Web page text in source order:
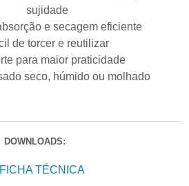
sujidade
e secagem eficiente
de torcer e reutilizar
para maior praticidade
seco, húmido ou molhado
DOWNLOADS:
FICHA TÉCNICA